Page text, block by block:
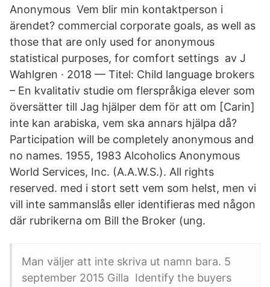
Anonymous Vem blir min kontaktperson i
ärendet? commercial corporate goals, as well as
those that are only used for anonymous
statistical purposes, for comfort settings av J
Wahlgren · 2018 — Titel​: Child language brokers
– En kvalitativ studie om flerspråkiga elever som
översätter till Jag hjälper dem för att om [Carin]
inte kan arabiska, vem ska annars hjälpa då?
Participation will be completely anonymous and
no names. 1955, 1983 Alcoholics Anonymous
World Services, Inc. (A.A.W.S.). All rights
reserved. med i stort sett vem som helst, men vi
vill inte sammanslås eller identifieras med någon
där rubrikerna om Bill the Broker (ung.
Man väljer att inte skriva ut namn bara. 5
september 2015 Gilla Identify the buyers